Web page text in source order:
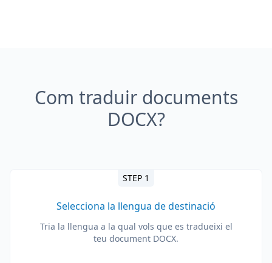
Com traduir documents
DOCX?
STEP 1
Selecciona la llengua de destinació
Tria la llengua a la qual vols que es tradueixi el
teu document DOCX.